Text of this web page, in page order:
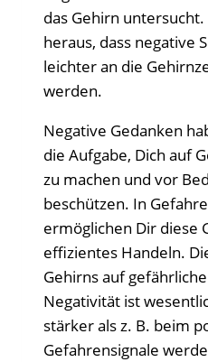
das Gehirn
heraus, dass negative
leichter an die
werden.
Negative Gedanken
die Aufgabe, Dich auf
zu machen und vor
beschützen. In
ermöglichen Dir diese
effizientes Handeln.
Gehirns auf
Negativität ist
stärker als z. B. beim
Gefahrensignale